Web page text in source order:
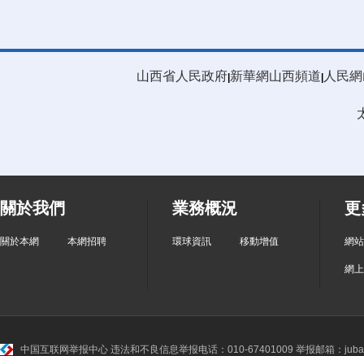
山西省人民政府 新華網山西頻道 人民
關於我們
關於本網 本網招聘
業務概況
環球資訊 移動增值 網
網
中国互联网举报中心 违法和不良信息举报电话：010-67401009 举报邮箱：